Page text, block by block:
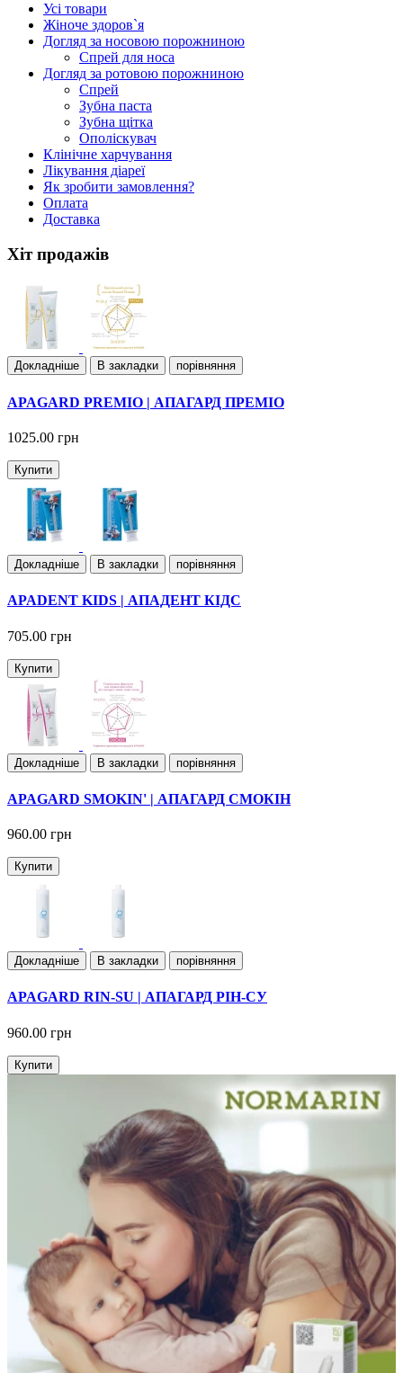
Усi товари
Жіноче здоров`я
Догляд за носовою порожниною
Спрей для носа
Догляд за ротовою порожниною
Спрей
Зубна паста
Зубна щiтка
Ополіскувач
Клiнiчне харчування
Лiкування дiареї
Як зробити замовлення?
Оплата
Доставка
Хіт продажів
Докладнiше В закладки порівняння
APAGARD PREMIO | АПАГАРД ПРЕМІО
1025.00 грн
Купити
Докладнiше В закладки порівняння
APADENT KIDS | АПАДЕНТ КІДС
705.00 грн
Купити
Докладнiше В закладки порівняння
APAGARD SMOKIN' | АПАГАРД СМОКІН
960.00 грн
Купити
Докладнiше В закладки порівняння
APAGARD RIN-SU | АПАГАРД РІН-СУ
960.00 грн
Купити